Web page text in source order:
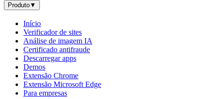
Produto▼
Início
Verificador de sites
Análise de imagem IA
Certificado antifraude
Descarregar apps
Demos
Extensão Chrome
Extensão Microsoft Edge
Para empresas